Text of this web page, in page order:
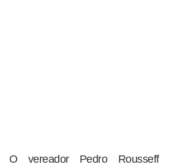
O vereador Pedro Rousseff